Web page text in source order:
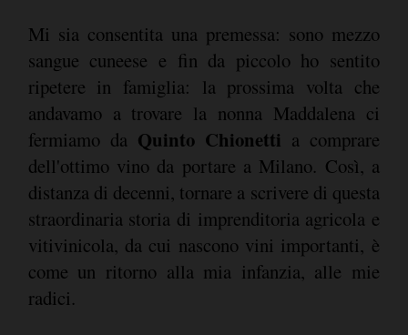
Mi sia consentita una premessa: sono mezzo
sangue cuneese e fin da piccolo ho sentito
ripetere in famiglia: la prossima volta che
andavamo a trovare la nonna Maddalena ci
fermiamo da Quinto Chionetti a comprare
dell'ottimo vino da portare a Milano. Così, a
distanza di decenni, tornare a scrivere di questa
straordinaria storia di imprenditoria agricola e
vitivinicola, da cui nascono vini importanti, è
come un ritorno alla mia infanzia, alle mie
radici.